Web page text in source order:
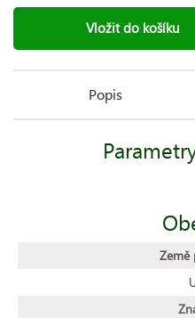
Vložit do košíku
Popis
Země